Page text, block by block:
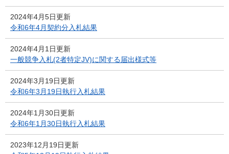
2024年4月5日更新
令和6年4月契約分入札結果
2024年4月1日更新
一般競争入札(2者特定JV)に関する届出様式等
2024年3月19日更新
令和6年3月19日執行入札結果
2024年1月30日更新
令和6年1月30日執行入札結果
2023年12月19日更新